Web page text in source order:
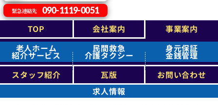
緊急連絡先 090-1119-0051
TOP 会社案内
事業案内
老人ホーム
紹介サービス
民間救急
介護タクシー
身元保証
金銭管理
スタッフ紹介
瓦版
お問い合わせ
求人情報